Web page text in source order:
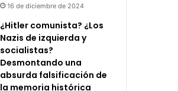
16 de diciembre de 2024
¿Hitler comunista? ¿Los
Nazis de izquierda y
socialistas?
Desmontando una
absurda falsificación de
la memoria histórica